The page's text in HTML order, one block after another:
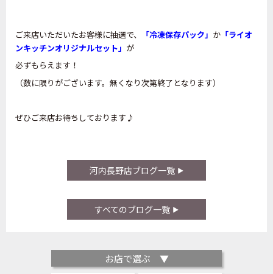
ご来店いただいたお客様に抽選で、 「冷凍保存パック」 か 「ライオ
ンキッチンオリジナルセット」 が
必ずもらえます！
（数に限りがございます。無くなり次第終了となります）
ぜひご来店お待ちしております♪
河内長野店ブログ一覧
すべてのブログ一覧
お店で選ぶ ▼